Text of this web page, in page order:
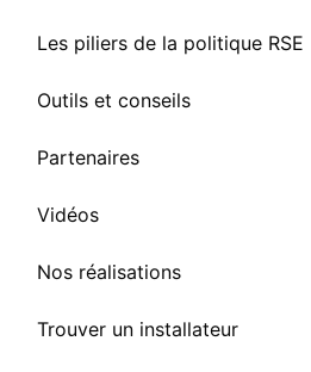
Les piliers de la politique RSE
Outils et conseils
Partenaires
Vidéos
Nos réalisations
Trouver un installateur